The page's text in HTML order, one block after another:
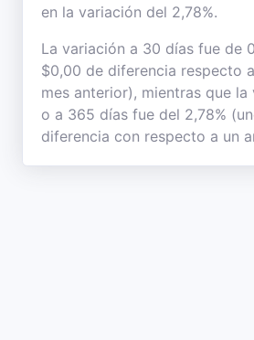
en la variación del 2,78%.
La variación a 30 días fue de
$0,00 de diferencia respecto
mes anterior), mientras que la
o a 365 días fue del 2,78%
diferencia con respecto a un